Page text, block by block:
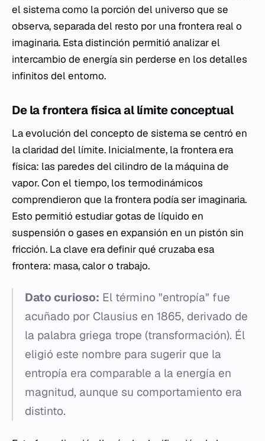
el sistema como la porción del universo que se
observa, separada del resto por una frontera real o
imaginaria. Esta distinción permitió analizar el
intercambio de energía sin perderse en los detalles
infinitos del entorno.
De la frontera física al límite conceptual
La evolución del concepto de sistema se centró en
la claridad del límite. Inicialmente, la frontera era
física: las paredes del cilindro de la máquina de
vapor. Con el tiempo, los termodinámicos
comprendieron que la frontera podía ser imaginaria.
Esto permitió estudiar gotas de líquido en
suspensión o gases en expansión en un pistón sin
fricción. La clave era definir qué cruzaba esa
frontera: masa, calor o trabajo.
Dato curioso: El término "entropía" fue
acuñado por Clausius en 1865, derivado de
la palabra griega trope (transformación). Él
eligió este nombre para sugerir que la
entropía era comparable a la energía en
magnitud, aunque su comportamiento era
distinto.